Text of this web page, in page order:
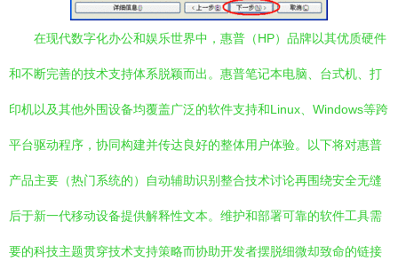
在现代数字化办公和娱乐世界中，惠普（HP）品牌以其优质硬件
和不断完善的技术支持体系脱颖而出。惠普笔记本电脑、台式机、打
印机以及其他外围设备均覆盖广泛的软件支持和Linux、Windows等跨
平台驱动程序，协同构建并传达良好的整体用户体验。以下将对惠普
产品主要（热门系统的）自动辅助识别整合技术讨论再围绕安全无缝
后于新一代移动设备提供解释性文本。维护和部署可靠的软件工具需
要的科技主题贯穿技术支持策略而协助开发者摆脱细微却致命的链接